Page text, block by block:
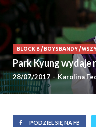
BLOCK B/BOYSBANDY/
Park Kyung wydaje
28/07/2017 -Karolina
PODZIEL SIĘ NA FB